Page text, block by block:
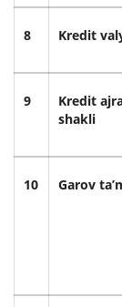
8 Kredit
9
Kredit
shakli
10 Garov